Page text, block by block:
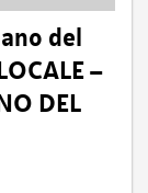
del
–
DEL